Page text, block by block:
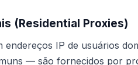
(Residential Proxies)
endereços IP de usuários
— são fornecidos por